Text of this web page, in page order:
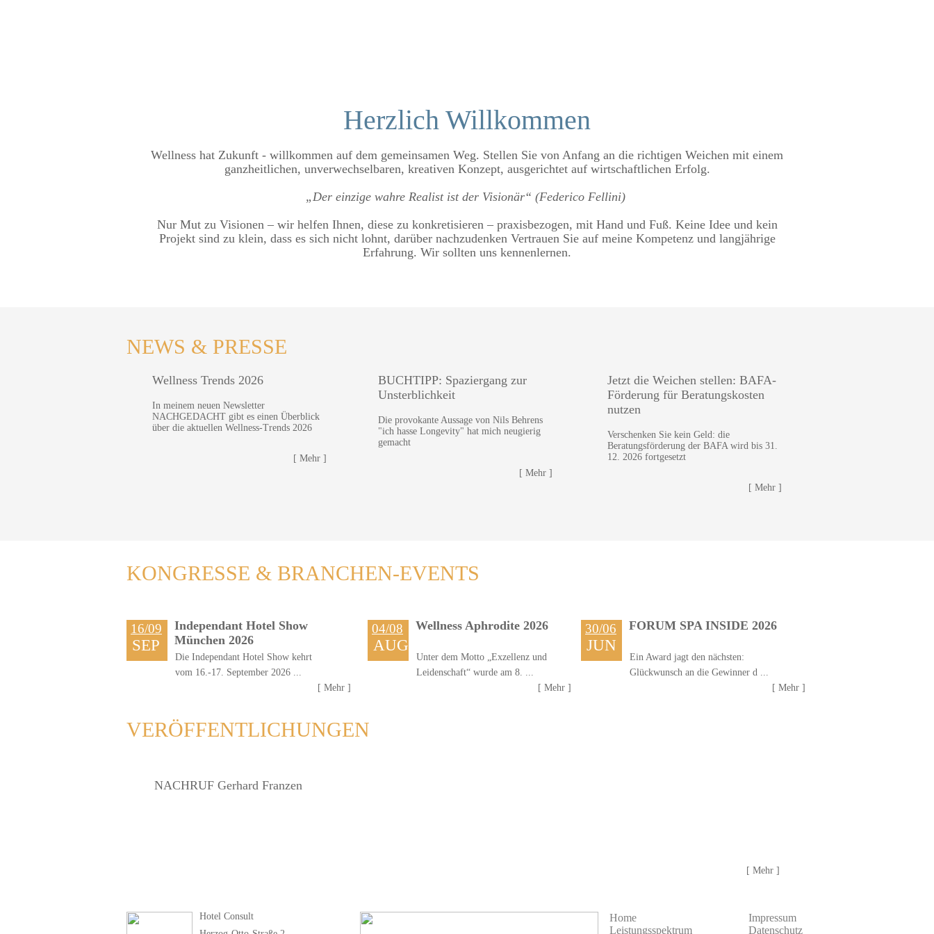
Herzlich Willkommen
Wellness hat Zukunft - willkommen auf dem gemeinsamen Weg. Stellen Sie von Anfang an die richtigen Weichen mit einem
ganzheitlichen, unverwechselbaren, kreativen Konzept, ausgerichtet auf wirtschaftlichen Erfolg.
„Der einzige wahre Realist ist der Visionär“ (Federico Fellini)
Nur Mut zu Visionen – wir helfen Ihnen, diese zu konkretisieren – praxisbezogen, mit Hand und Fuß. Keine Idee und kein
Projekt sind zu klein, dass es sich nicht lohnt, darüber nachzudenken Vertrauen Sie auf meine Kompetenz und langjährige
Erfahrung. Wir sollten uns kennenlernen.
NEWS & PRESSE
Wellness Trends 2026
In meinem neuen Newsletter
NACHGEDACHT gibt es einen Überblick
über die aktuellen Wellness-Trends 2026
[ Mehr ]
BUCHTIPP: Spaziergang zur
Unsterblichkeit
Die provokante Aussage von Nils Behrens
"ich hasse Longevity" hat mich neugierig
gemacht
[ Mehr ]
Jetzt die Weichen stellen: BAFA-
Förderung für Beratungskosten
nutzen
Verschenken Sie kein Geld: die
Beratungsförderung der BAFA wird bis 31.
12. 2026 fortgesetzt
[ Mehr ]
KONGRESSE & BRANCHEN-EVENTS
16/09
SEP
Independant Hotel Show
München 2026
Die Independant Hotel Show kehrt
vom 16.-17. September 2026 ...
[ Mehr ]
04/08
AUG
Wellness Aphrodite 2026
Unter dem Motto „Exzellenz und
Leidenschaft“ wurde am 8. ...
[ Mehr ]
30/06
JUN
FORUM SPA INSIDE 2026
Ein Award jagt den nächsten:
Glückwunsch an die Gewinner d ...
[ Mehr ]
VERÖFFENTLICHUNGEN
NACHRUF Gerhard Franzen
[ Mehr ]
Hotel Consult
Home
Leistungsspektrum
Impressum
Datenschutz